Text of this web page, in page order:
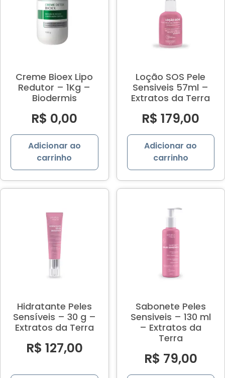
Creme Bioex Lipo
Redutor – 1Kg –
Biodermis
R$ 0,00
Adicionar ao
carrinho
Loção SOS Pele
Sensiveis 57ml –
Extratos da Terra
R$ 179,00
Adicionar ao
carrinho
Hidratante Peles
Sensíveis – 30 g –
Extratos da Terra
R$ 127,00
Sabonete Peles
Sensiveis – 130 ml
– Extratos da
Terra
R$ 79,00